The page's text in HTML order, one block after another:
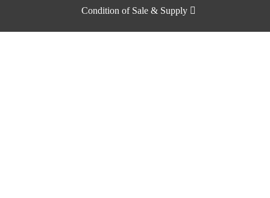
Condition of Sale & Supply